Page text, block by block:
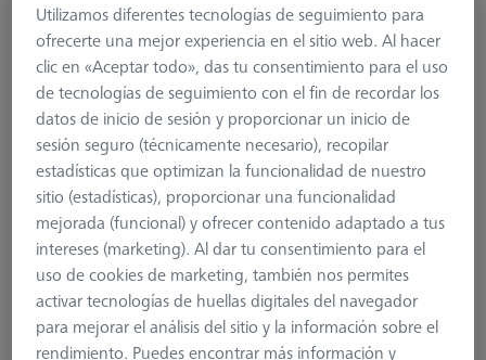
Adaptador/reducción, perno M2, taladro
M3
602030-8345-000
Utilizamos diferentes tecnologías de seguimiento para
ofrecerte una mejor experiencia en el sitio web. Al hacer
clic en «Aceptar todo», das tu consentimiento para el uso
de tecnologías de seguimiento con el fin de recordar los
datos de inicio de sesión y proporcionar un inicio de
sesión seguro (técnicamente necesario), recopilar
estadísticas que optimizan la funcionalidad de nuestro
sitio (estadísticas), proporcionar una funcionalidad
mejorada (funcional) y ofrecer contenido adaptado a tus
intereses (marketing). Al dar tu consentimiento para el
uso de cookies de marketing, también nos permites
activar tecnologías de huellas digitales del navegador
para mejorar el análisis del sitio y la información sobre el
rendimiento. Puedes encontrar más información y